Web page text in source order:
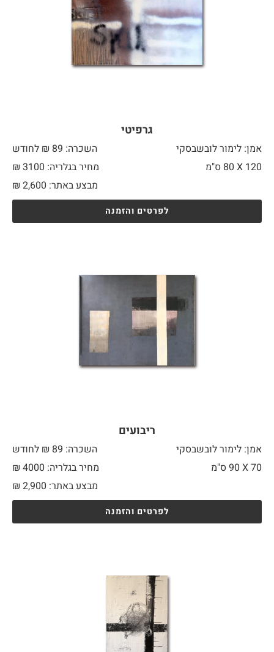
גרפיטי
אמן: לימור לובשבסקי
השכרה: 89 ₪ לחודש
120 X
מחיר בגלריה: 3100 ₪
מבצע באתר:
₪ 2,600
לפרטים והזמנה
ריבועים
אמן: לימור לובשבסקי
השכרה: 89 ₪ לחודש
70 X
מחיר בגלריה: 4000 ₪
מבצע באתר:
₪ 2,900
לפרטים והזמנה